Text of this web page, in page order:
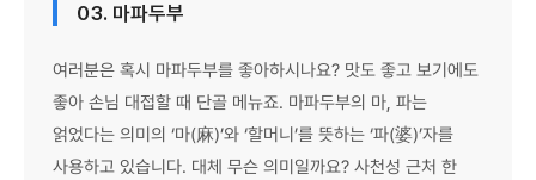
03. 마파두부
여러분은 혹시 마파두부를 좋아하시나요? 맛도 좋고 보기에도
좋아 손님 대접할 때 단골 메뉴죠. 마파두부의 마, 파는
얽었다는 의미의 ‘마(麻)’와 ‘할머니’를 뜻하는 ‘파(婆)’자를
사용하고 있습니다. 대체 무슨 의미일까요? 사천성 근처 한